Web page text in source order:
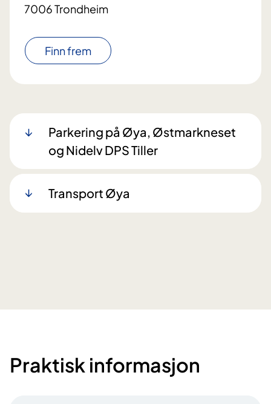
7006 Trondheim
Finn frem
Parkering på Øya, Østmarkneset
og Nidelv DPS Tiller
Transport Øya
Praktisk informasjon